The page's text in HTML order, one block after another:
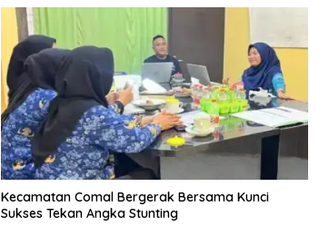
Kecamatan Comal Bergerak Bersama Kunci
Sukses Tekan Angka Stunting